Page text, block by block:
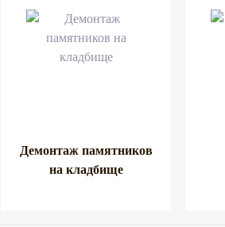
Демонтаж памятников
на кладбище